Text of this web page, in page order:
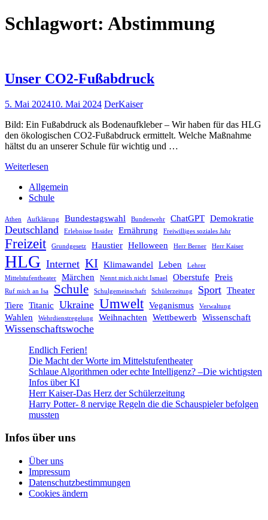
Schlagwort: Abstimmung
Unser CO2-Fußabdruck
5. Mai 202410. Mai 2024 DerKaiser
Bild: Ein Fußabdruck als Bodenaufkleber – Wir haben für das HLG
den ökologischen CO2-Fußabdruck ermittelt. Welche Maßnahme
hältst du an unserer Schule für wichtig und …
Weiterlesen
Allgemein
Schule
Athen Aufklärung Bundestagswahl Bundeswehr ChatGPT Demokratie
Deutschland Erlebnisse Insider Ernährung Freiwilliges soziales Jahr
Freizeit Grundgesetz Haustier Helloween Herr Berner Herr Kaiser
HLG Internet KI Klimawandel Leben
Lehrer
Mittelstufentheater
Märchen Nennt mich nicht Ismael Oberstufe Preis
Ruf mich an Isa Schule Schulgemeinschaft Schülerzeitung Sport Theater
Tiere Titanic Ukraine Umwelt Veganismus Verwaltung
Wahlen Wehrdienstregelung Weihnachten Wettbewerb Wissenschaft
Wissenschaftswoche
Endlich Ferien!
Die Macht der Worte im Mittelstufentheater
Schlaue Algorithmen oder echte Intelligenz? –Die wichtigsten
Infos über KI
Herr Kaiser-Das Herz der Schülerzeitung
Harry Potter- 8 nervige Regeln die die Schauspieler befolgen
mussten
Infos über uns
Über uns
Impressum
Datenschutzbestimmungen
Cookies ändern